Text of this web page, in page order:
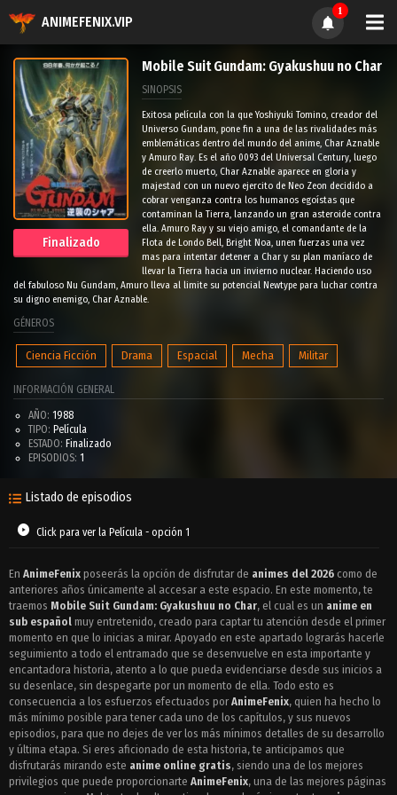
ANIMEFENIX.VIP
1
Finalizado
Mobile Suit Gundam: Gyakushuu no Char
SINOPSIS
Exitosa película con la que Yoshiyuki Tomino, creador del
Universo Gundam, pone fin a una de las rivalidades más
emblemáticas dentro del mundo del anime, Char Aznable
y Amuro Ray. Es el año 0093 del Universal Century, luego
de creerlo muerto, Char Aznable aparece en gloria y
majestad con un nuevo ejercito de Neo Zeon decidido a
cobrar venganza contra los humanos egoístas que
contaminan la Tierra, lanzando un gran asteroide contra
ella. Amuro Ray y su viejo amigo, el comandante de la
Flota de Londo Bell, Bright Noa, unen fuerzas una vez
mas para intentar detener a Char y su plan maníaco de
llevar la Tierra hacia un invierno nuclear. Haciendo uso
del fabuloso Nu Gundam, Amuro lleva al limite su potencial Newtype para luchar contra
su digno enemigo, Char Aznable.
GÉNEROS
Ciencia Ficción Drama Espacial Mecha Militar
INFORMACIÓN GENERAL
AÑO: 1988
TIPO: Película
ESTADO: Finalizado
EPISODIOS: 1
Listado de episodios
Click para ver la Película - opción 1
En AnimeFenix poseerás la opción de disfrutar de animes del 2026 como de
anteriores años únicamente al accesar a este espacio. En este momento, te
traemos Mobile Suit Gundam: Gyakushuu no Char, el cual es un anime en
sub español muy entretenido, creado para captar tu atención desde el primer
momento en que lo inicias a mirar. Apoyado en este apartado lograrás hacerle
seguimiento a todo el entramado que se desenvuelve en esta importante y
encantadora historia, atento a lo que pueda evidenciarse desde sus inicios a
su desenlace, sin despegarte por un momento de ella. Todo esto es
consecuencia a los esfuerzos efectuados por AnimeFenix, quien ha hecho lo
más mínimo posible para tener cada uno de los capítulos, y sus nuevos
episodios, para que no dejes de ver los más mínimos detalles de su desarrollo
y última etapa. Si eres aficionado de esta historia, te anticipamos que
disfrutarás mirando este anime online gratis, siendo una de los mejores
privilegios que puede proporcionarte AnimeFenix, una de las mejores páginas